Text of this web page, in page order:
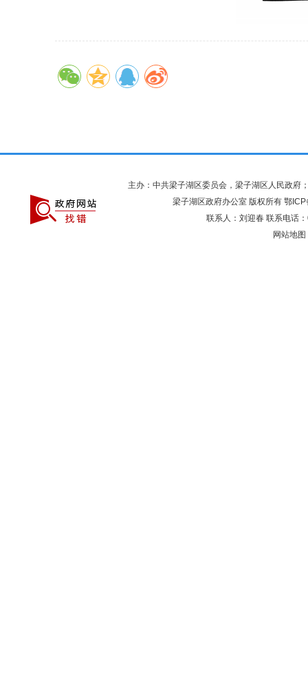
主办：中共梁子湖区委员会，梁子湖区人民政府
梁子湖区政府办公室 版权所有 鄂
联系人：刘迎春 联系电话
网站地图